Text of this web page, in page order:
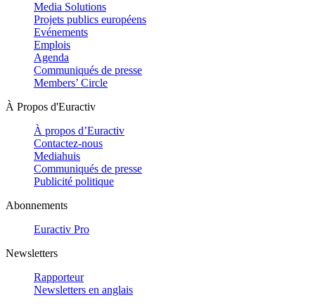
Media Solutions
Projets publics européens
Evénements
Emplois
Agenda
Communiqués de presse
Members’ Circle
À Propos d'Euractiv
À propos d’Euractiv
Contactez-nous
Mediahuis
Communiqués de presse
Publicité politique
Abonnements
Euractiv Pro
Newsletters
Rapporteur
Newsletters en anglais